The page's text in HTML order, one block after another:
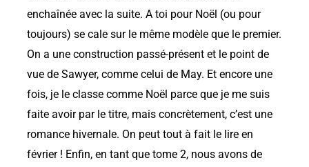
enchaînée avec la suite. A toi pour Noël (ou pour
toujours) se cale sur le même modèle que le premier.
On a une construction passé-présent et le point de
vue de Sawyer, comme celui de May. Et encore une
fois, je le classe comme Noël parce que je me suis
faite avoir par le titre, mais concrètement, c’est une
romance hivernale. On peut tout à fait le lire en
février ! Enfin, en tant que tome 2, nous avons de